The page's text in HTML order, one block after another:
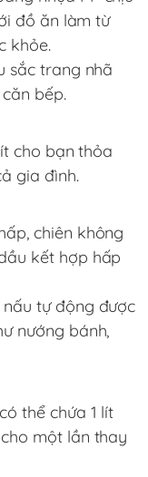
đồ ăn làm từ
khỏe.
sắc trang nhã
bếp.
cho bạn thỏa
gia đình.
chiên không
kết hợp hấp
tự động được
nướng bánh,
thể chứa 1 lít
một lần thay